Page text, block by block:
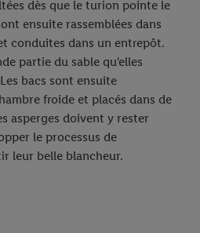
dès que le turion pointe le
ensuite rassemblées dans
conduites dans un entrepôt.
partie du sable qu'elles
bacs sont ensuite
froide et placés dans de
asperges doivent y rester
le processus de
leur belle blancheur.